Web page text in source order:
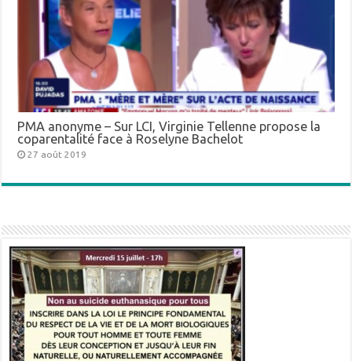
PMA anonyme – Sur LCI, Virginie Tellenne propose la
coparentalité face à Roselyne Bachelot
27 août 2019